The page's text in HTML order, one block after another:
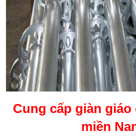
Cung cấp giàn
miền